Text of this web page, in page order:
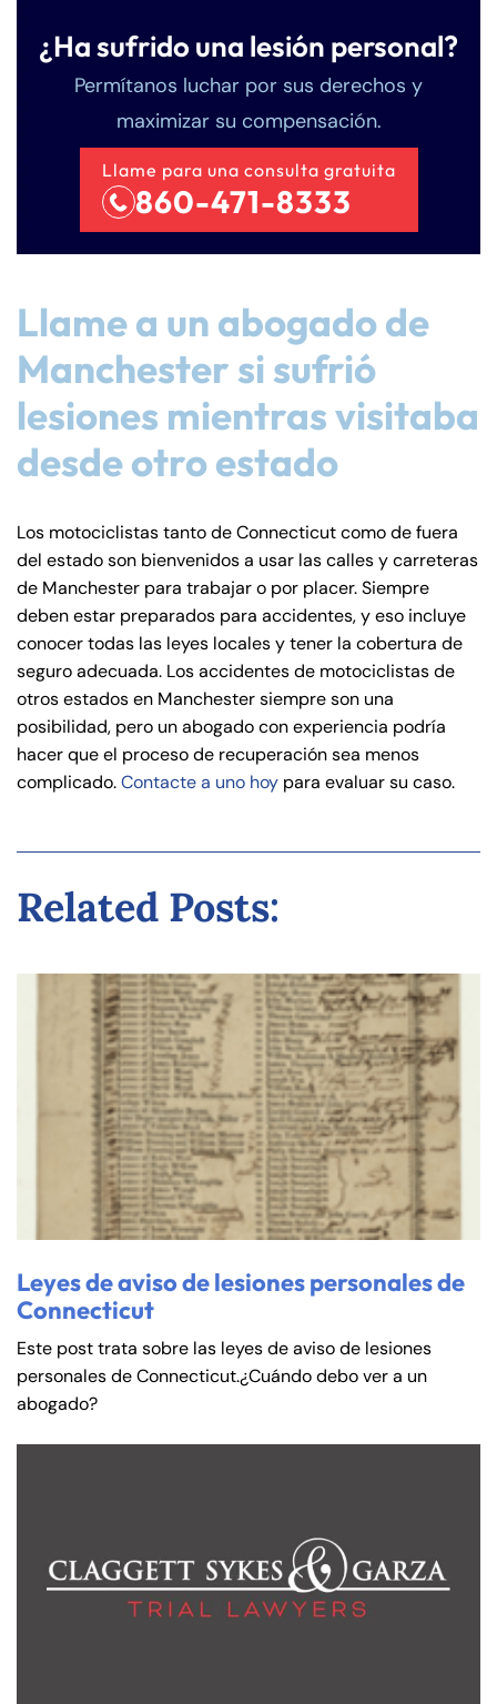
¿Ha sufrido una lesión personal?
Permítanos luchar por sus derechos y
maximizar su compensación.
Llame para una consulta gratuita
860-471-8333
Llame a un abogado de
Manchester si sufrió
lesiones mientras visitaba
desde otro estado
Los motociclistas tanto de Connecticut como de fuera
del estado son bienvenidos a usar las calles y carreteras
de Manchester para trabajar o por placer. Siempre
deben estar preparados para accidentes, y eso incluye
conocer todas las leyes locales y tener la cobertura de
seguro adecuada. Los accidentes de motociclistas de
otros estados en Manchester siempre son una
posibilidad, pero un abogado con experiencia podría
hacer que el proceso de recuperación sea menos
complicado.Contacte a uno hoy para evaluar su caso.
Related Posts:
Leyes de aviso de lesiones personales de
Connecticut
Este post trata sobre las leyes de aviso de lesiones
personales de Connecticut.¿Cuándo debo ver a un
abogado?